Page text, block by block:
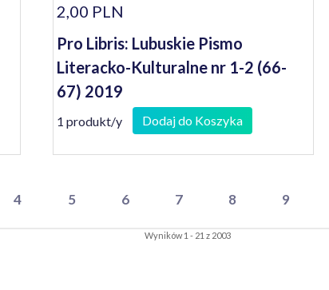
2,00 PLN
Pro Libris: Lubuskie Pismo
Literacko-Kulturalne nr 1-2 (66-
67) 2019
1 produkt/y Dodaj do Koszyka
4 5 6 7 8 9
Wyników 1 - 21 z 2003